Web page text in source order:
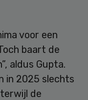
voor een
baart de
aldus Gupta.
in 2025 slechts
de